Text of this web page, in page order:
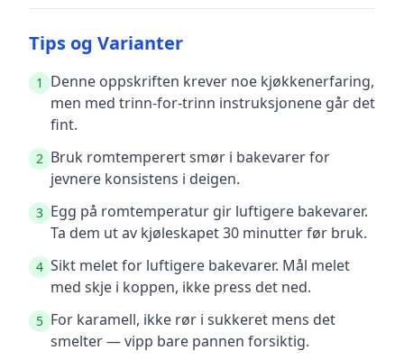
Tips og Varianter
1
Denne oppskriften krever noe kjøkkenerfaring,
men med trinn-for-trinn instruksjonene går det
fint.
2 Bruk romtemperert smør i bakevarer for
jevnere konsistens i deigen.
3 Egg på romtemperatur gir luftigere bakevarer.
Ta dem ut av kjøleskapet 30 minutter før bruk.
4 Sikt melet for luftigere bakevarer. Mål melet
med skje i koppen, ikke press det ned.
5 For karamell, ikke rør i sukkeret mens det
smelter — vipp bare pannen forsiktig.